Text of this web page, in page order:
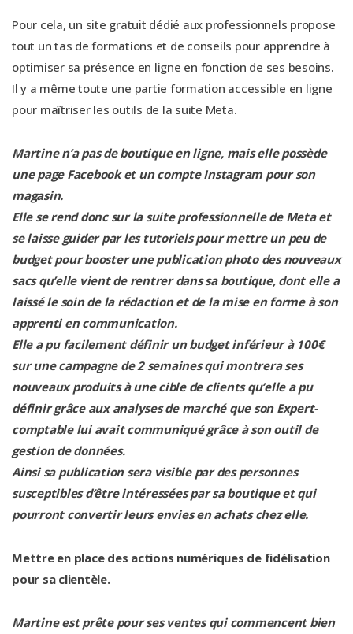
Pour cela, un site gratuit dédié aux professionnels propose
tout un tas de formations et de conseils pour apprendre à
optimiser sa présence en ligne en fonction de ses besoins.
Il y a même toute une partie formation accessible en ligne
pour maîtriser les outils de la suite Meta.
Martine n’a pas de boutique en ligne, mais elle possède
une page Facebook et un compte Instagram pour son
magasin.
Elle se rend donc sur la suite professionnelle de Meta et
se laisse guider par les tutoriels pour mettre un peu de
budget pour booster une publication photo des nouveaux
sacs qu’elle vient de rentrer dans sa boutique, dont elle a
laissé le soin de la rédaction et de la mise en forme à son
apprenti en communication.
Elle a pu facilement définir un budget inférieur à 100€
sur une campagne de 2 semaines qui montrera ses
nouveaux produits à une cible de clients qu’elle a pu
définir grâce aux analyses de marché que son Expert-
comptable lui avait communiqué grâce à son outil de
gestion de données.
Ainsi sa publication sera visible par des personnes
susceptibles d’être intéressées par sa boutique et qui
pourront convertir leurs envies en achats chez elle.
Mettre en place des actions numériques de fidélisation
pour sa clientèle.
Martine est prête pour ses ventes qui commencent bien